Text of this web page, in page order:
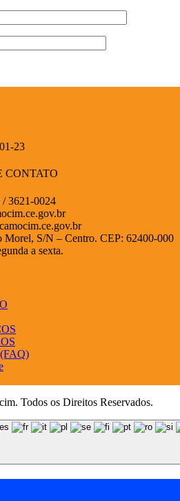
23
CONTATO
3621-0024
Morel, S/N – Centro. CEP: 62400-000
a sexta.
(FAQ)
Todos os Direitos Reservados.